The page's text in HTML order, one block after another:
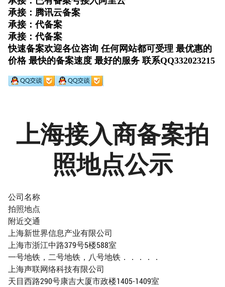
上海接入商备案拍
照地点公示
公司名称
拍照地点
附近交通
上海新世界信息产业有限公司
上海市浙江中路379号5楼588室
一号地铁，二号地铁，八号地铁．．．．．
上海声联网络科技有限公司
天目西路290号康吉大厦市政楼1405-1409室